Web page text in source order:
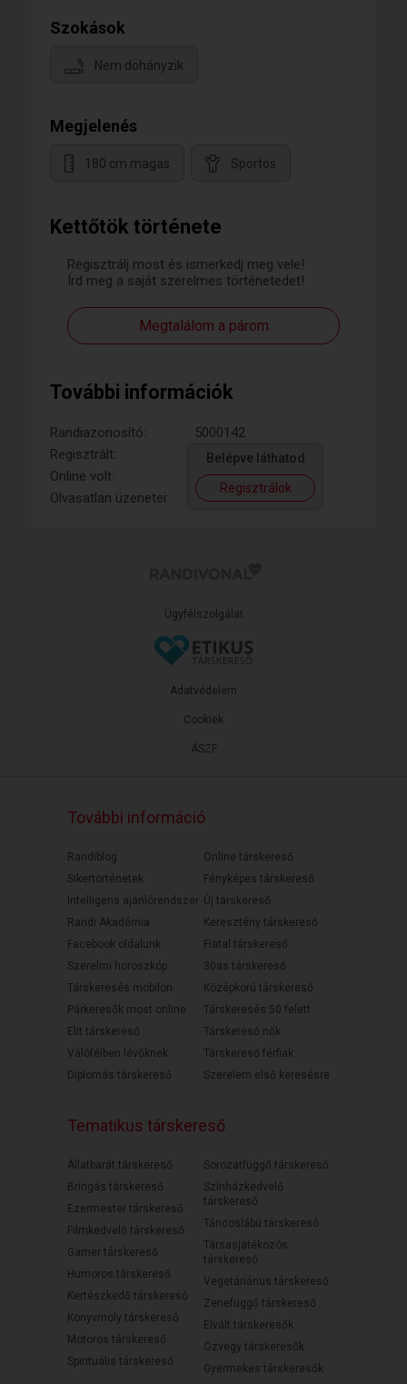
Kettőtök története
Regisztrálj most és ismerkedj meg vele!
Írd meg a saját szerelmes történetedet!
Megtalálom a párom
További információk
Randiazonosító:
5000142
Regisztrált:
Online volt:
Olvasatlan üzenetei:
Belépve láthatod
Regisztrálok
Szokások
Nem dohányzik
Megjelenés
180 cm magas Sportos
Ügyfélszolgálat
ÁSZF
Adatvédelem
Cookiek
További információ
Randiblog
Sikertörténetek
Intelligens ajánlórendszer
Randi Akadémia
Facebook oldalunk
Szerelmi horoszkóp
Társkeresés mobilon
Párkeresők most online
Elit társkereső
Válófélben lévőknek
Diplomás társkereső
Online társkereső
Fényképes társkereső
Új társkereső
Keresztény társkereső
Fiatal társkereső
30as társkereső
Középkorú társkereső
Társkeresés 50 felett
Társkereső nők
Társkereső férfiak
Szerelem első keresésre
Tematikus társkereső
Állatbarát társkereső
Bringás társkereső
Ezermester társkereső
Filmkedvelő társkereső
Gamer társkereső
Humoros társkereső
Kertészkedő társkereső
Könyvmoly társkereső
Motoros társkereső
Spirituális társkereső
Sorozatfüggő társkereső
Színházkedvelő
társkereső
Táncoslábú társkereső
Társasjátékozós
társkereső
Vegetáriánus társkereső
Zenefüggő társkereső
Elvált társkeresők
Özvegy társkeresők
Gyermekes társkeresők